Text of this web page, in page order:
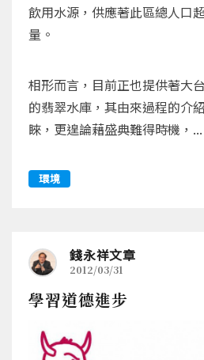
飲用水源，供應著此區總人口
量。
相形而言，目前正也提供著大
的翡翠水庫，其由來過程的介
睞，更遑論藉盛典難得時機，...
環境
錢永祥文章
2012/03/31
學習道德進步